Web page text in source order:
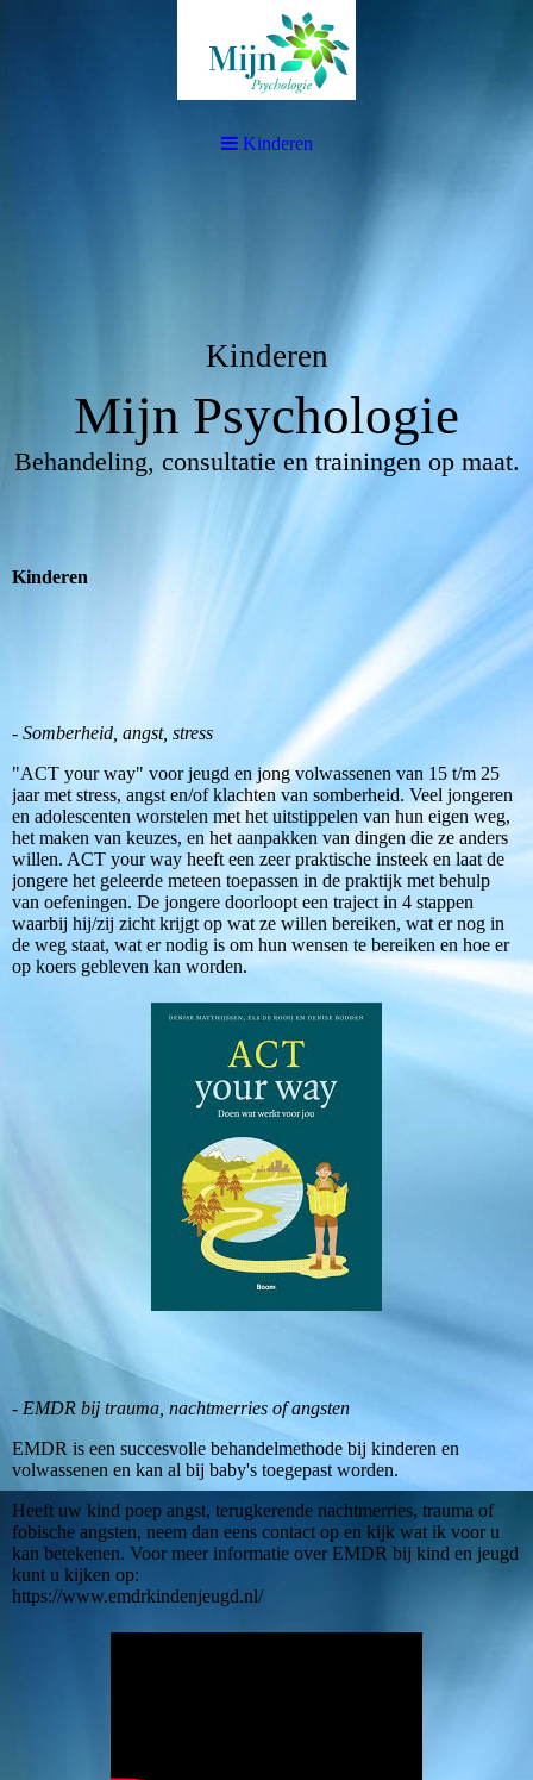
Kinderen
Mijn Psychologie
Behandeling, consultatie en trainingen op maat.
Kinderen
- Somberheid, angst, stress
"ACT your way" voor jeugd en jong volwassenen van 15 t/m 25
jaar met stress, angst en/of klachten van somberheid. Veel jongeren
en adolescenten worstelen met het uitstippelen van hun eigen weg,
het maken van keuzes, en het aanpakken van dingen die ze anders
willen. ACT your way heeft een zeer praktische insteek en laat de
jongere het geleerde meteen toepassen in de praktijk met behulp
van oefeningen. De jongere doorloopt een traject in 4 stappen
waarbij hij/zij zicht krijgt op wat ze willen bereiken, wat er nog in
de weg staat, wat er nodig is om hun wensen te bereiken en hoe er
op koers gebleven kan worden.
- EMDR bij trauma, nachtmerries of angsten
EMDR is een succesvolle behandelmethode bij kinderen en
volwassenen en kan al bij baby's toegepast worden.
Heeft uw kind poep angst, terugkerende nachtmerries, trauma of
fobische angsten, neem dan eens contact op en kijk wat ik voor u
kan betekenen. Voor meer informatie over EMDR bij kind en jeugd
kunt u kijken op:
https://www.emdrkindenjeugd.nl/
Kinderen